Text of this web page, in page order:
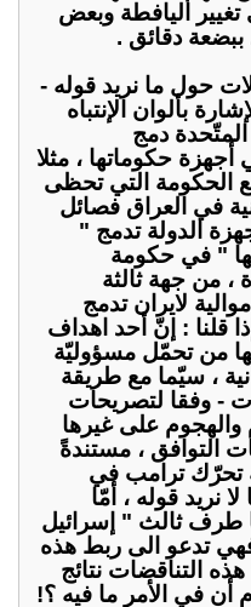
تغيير اليافطة وبعض
ببضعة دقائق .
حول ما نريد قوله -
بألوان الإنتباه
المتّحدة دمج
حكوماتها ، مثلا
الحكومة التي تحظى
في العراق فصائل
الدولة تدمج "
" في حكومة
، من جهة ثالثة
لايران تدمج
قلنا : إنّ أحد اهداف
من تحمّل مسؤوليّة
، سيّما مع طريقة
- وفقا لتصريحات
والهجوم على غيرها
التوافق ، مستندةً
تحرّك ترامب في
نريد قوله ، أمّا
طرف ثالث " إسرائيل
تدعو الى ربط هذه
التناقضات نتائج
أن في الأمر ما فيه ؟!